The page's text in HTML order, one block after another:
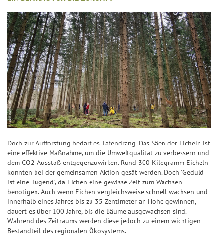
z
a
h
l
e
n
G
l
ü
k
s
-
T
i
p
p
Doch zur Aufforstung bedarf es Tatendrang. Das Säen der Eicheln ist
eine effektive Maßnahme, um die Umweltqualität zu verbessern und
dem CO2-Ausstoß entgegenzuwirken. Rund 300 Kilogramm Eicheln
konnten bei der gemeinsamen Aktion gesät werden. Doch "Geduld
ist eine Tugend", da Eichen eine gewisse Zeit zum Wachsen
benötigen. Auch wenn Eichen vergleichsweise schnell wachsen und
innerhalb eines Jahres bis zu 35 Zentimeter an Höhe gewinnen,
dauert es über 100 Jahre, bis die Bäume ausgewachsen sind.
Während des Zeitraums werden diese jedoch zu einem wichtigen
Bestandteil des regionalen Ökosystems.